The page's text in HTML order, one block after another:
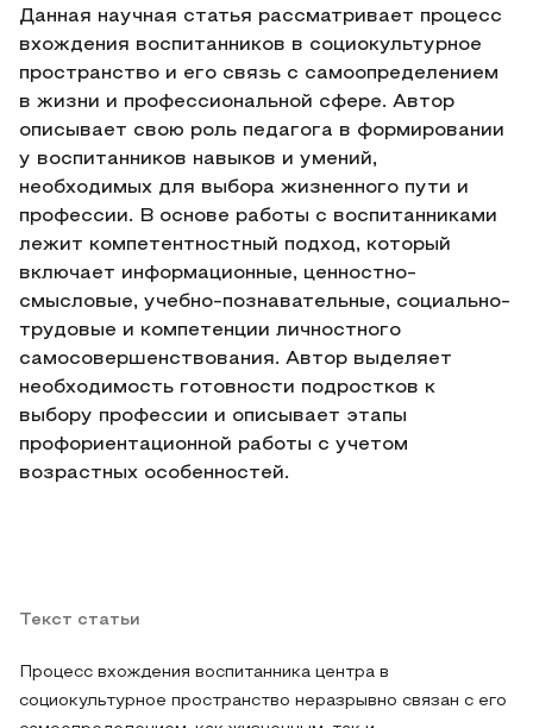
Данная научная статья рассматривает процесс
вхождения воспитанников в социокультурное
пространство и его связь с самоопределением
в жизни и профессиональной сфере. Автор
описывает свою роль педагога в формировании
у воспитанников навыков и умений,
необходимых для выбора жизненного пути и
профессии. В основе работы с воспитанниками
лежит компетентностный подход, который
включает информационные, ценностно-
смысловые, учебно-познавательные, социально-
трудовые и компетенции личностного
самосовершенствования. Автор выделяет
необходимость готовности подростков к
выбору профессии и описывает этапы
профориентационной работы с учетом
возрастных особенностей.
Текст статьи
Процесс вхождения воспитанника центра в
социокультурное пространство неразрывно связан с его